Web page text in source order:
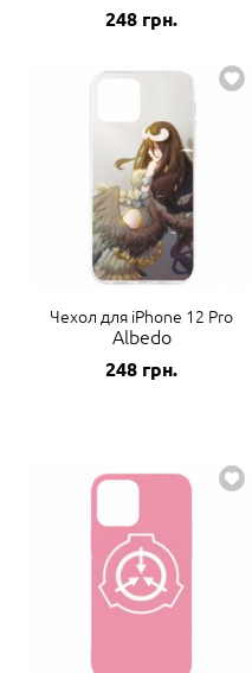
248 грн.
Чехол для iPhone 12 Pro
Albedo
248 грн.